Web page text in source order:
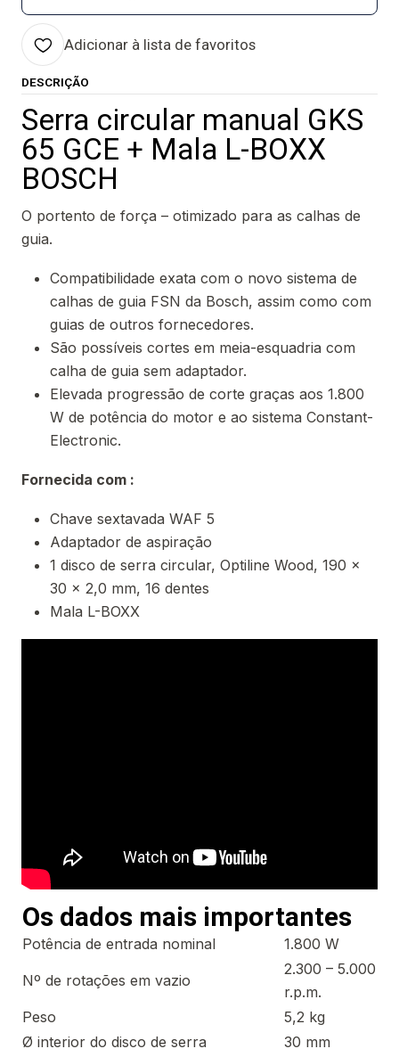
Adicionar à lista de favoritos
DESCRIÇÃO
Serra circular manual GKS
65 GCE + Mala L-BOXX
BOSCH
O portento de força – otimizado para as calhas de
guia.
Compatibilidade exata com o novo sistema de
calhas de guia FSN da Bosch, assim como com
guias de outros fornecedores.
São possíveis cortes em meia-esquadria com
calha de guia sem adaptador.
Elevada progressão de corte graças aos 1.800
W de potência do motor e ao sistema Constant-
Electronic.
Fornecida com :
Chave sextavada WAF 5
Adaptador de aspiração
1 disco de serra circular, Optiline Wood, 190 x
30 x 2,0 mm, 16 dentes
Mala L-BOXX
Os dados mais importantes
Potência de entrada nominal 1.800 W
Nº de rotações em vazio
2.300 – 5.000
r.p.m.
Peso
5,2 kg
Ø interior do disco de serra
30 mm